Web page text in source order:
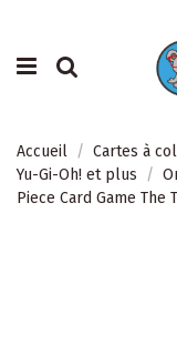
Accueil
Cartes à
Yu-Gi-Oh! et plus
Piece Card Game The